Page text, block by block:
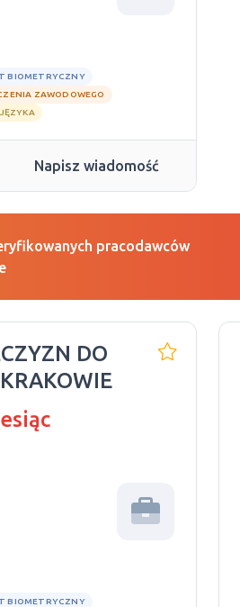
BIOMETRYCZNY
ZAWODOWEGO
Napisz wiadomość
pracodawców
DO
BIOMETRYCZNY